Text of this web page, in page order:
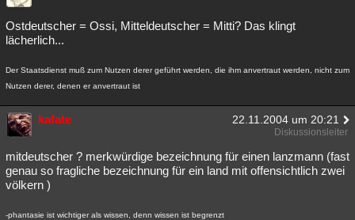
Besucht
Lesenswert
Ostdeutscher = Ossi, Mitteldeutscher = Mitti? Das klingt
lächerlich...
Der Staatsdienst muß zum Nutzen derer geführt werden, die ihm anvertraut werden, nicht zum
Nutzen derer, denen er anvertraut ist
kafate 22.11.2004 um 20:21
Diskussionsleiter
mitdeutscher ? merkwürdige bezeichnung für einen lanzmann (fast
genau so fragliche bezeichnung für ein land mit offensichtlich zwei
völkern )
-phantasie ist wichtiger als wissen, denn wissen ist begrenzt